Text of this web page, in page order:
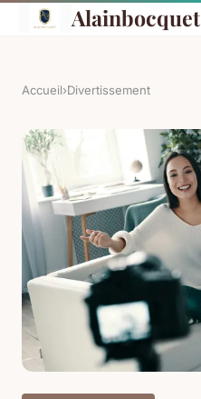
Alainbocquet
Accueil›Divertissement